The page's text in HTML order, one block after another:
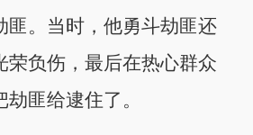
匪。当时，他勇斗劫匪还
荣负伤，最后在热心群众
匪给逮住了。